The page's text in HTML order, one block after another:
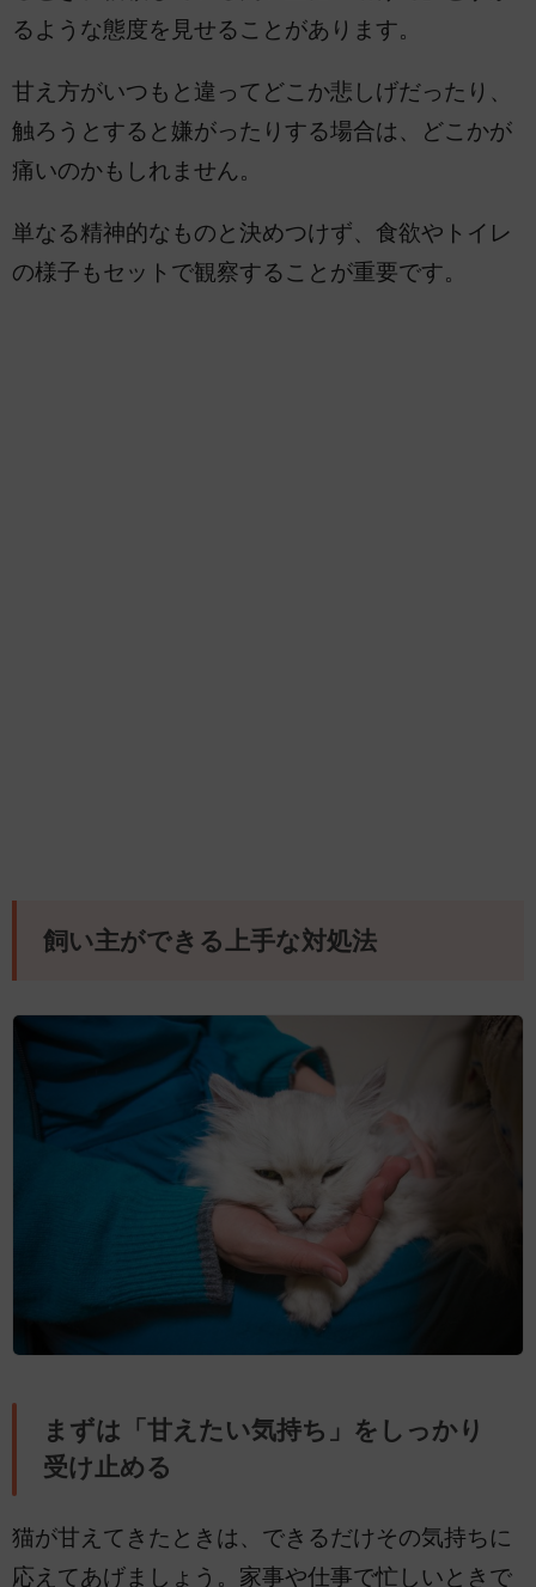
るような態度を見せることがあります。
甘え方がいつもと違ってどこか悲しげだったり、
触ろうとすると嫌がったりする場合は、どこかが
痛いのかもしれません。
単なる精神的なものと決めつけず、食欲やトイレ
の様子もセットで観察することが重要です。
飼い主ができる上手な対処法
まずは「甘えたい気持ち」をしっかり
受け止める
猫が甘えてきたときは、できるだけその気持ちに
応えてあげましょう。家事や仕事で忙しいときで